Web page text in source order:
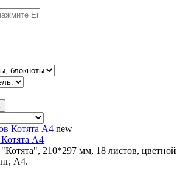
new
А4
210*297 мм, 18 листов, цветной
А4.